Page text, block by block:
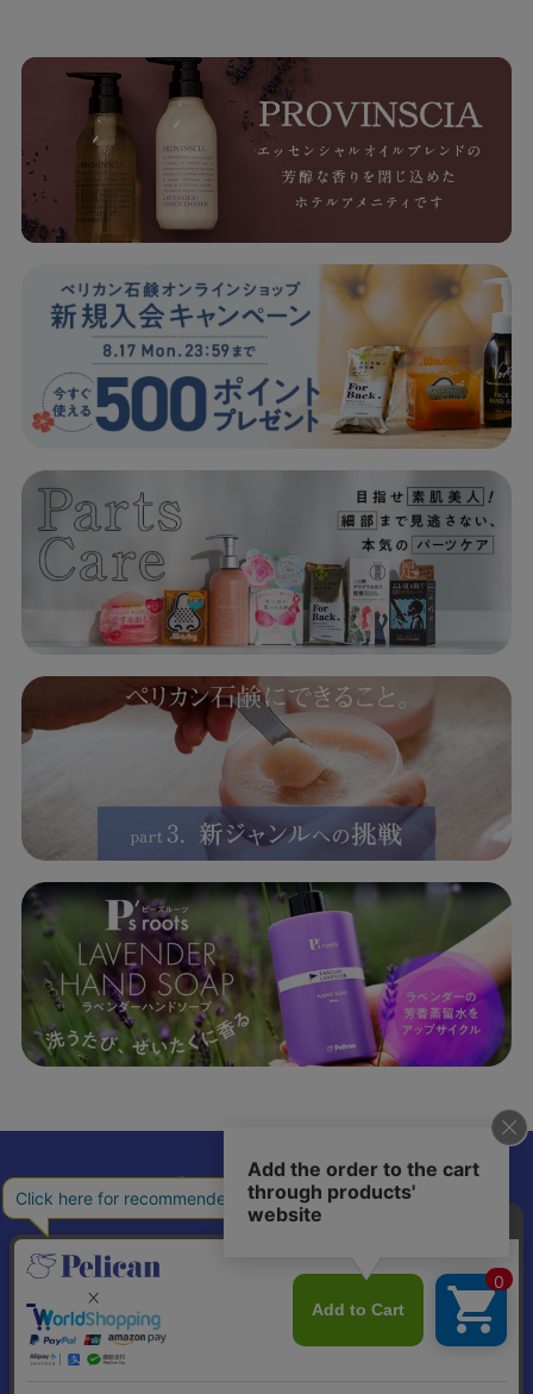
個人情報の取り扱いについて 特定商取引法に基づく表記